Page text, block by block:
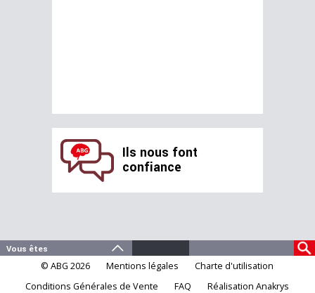
Ils nous font
confiance
© ABG 2026 Mentions légales
Charte d'utilisation
Conditions Générales de Vente
FAQ Réalisation Anakrys